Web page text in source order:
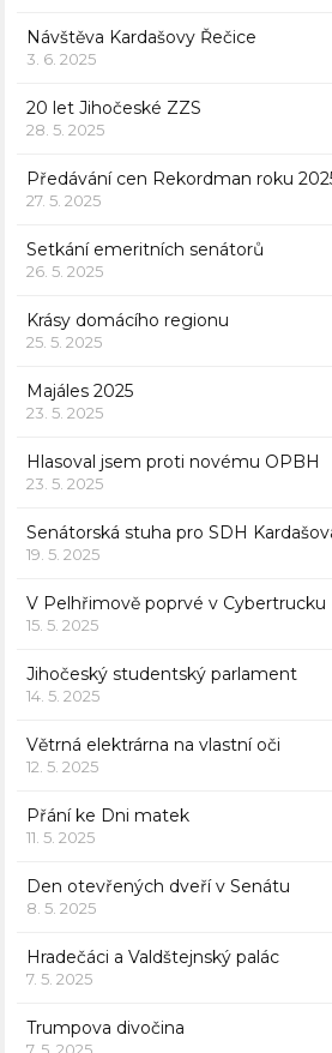
Návštěva Kardašovy Řečice
3. 6. 2025
20 let Jihočeské ZZS
28. 5. 2025
Předávání cen Rekordman roku
27. 5. 2025
Setkání emeritních senátorů
26. 5. 2025
Krásy domácího regionu
25. 5. 2025
Majáles 2025
23. 5. 2025
Hlasoval jsem proti novému OPBH
23. 5. 2025
Senátorská stuha pro SDH
19. 5. 2025
V Pelhřimově poprvé v Cybertrucku
15. 5. 2025
Jihočeský studentský parlament
14. 5. 2025
Větrná elektrárna na vlastní oči
12. 5. 2025
Přání ke Dni matek
11. 5. 2025
Den otevřených dveří v Senátu
8. 5. 2025
Hradečáci a Valdštejnský palác
7. 5. 2025
Trumpova divočina